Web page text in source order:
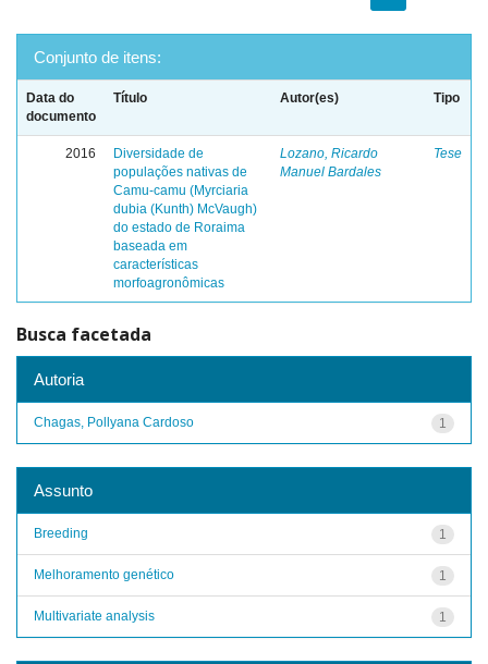
Conjunto de itens:
Data do
documento
Título Autor(es) Tipo
2016
Diversidade de
populações nativas de
Camu-camu (Myrciaria
dubia (Kunth) McVaugh)
do estado de Roraima
baseada em
características
morfoagronômicas
Lozano, Ricardo
Manuel Bardales
Tese
Busca facetada
Autoria
1
Chagas, Pollyana Cardoso
Assunto
1
Breeding
1
Melhoramento genético
1
Multivariate analysis